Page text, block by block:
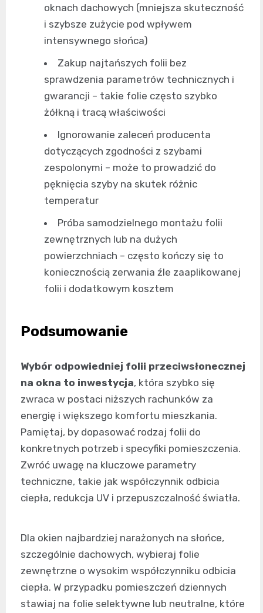
oknach dachowych (mniejsza skuteczność
i szybsze zużycie pod wpływem
intensywnego słońca)
Zakup najtańszych folii bez
sprawdzenia parametrów technicznych i
gwarancji – takie folie często szybko
żółkną i tracą właściwości
Ignorowanie zaleceń producenta
dotyczących zgodności z szybami
zespolonymi – może to prowadzić do
pęknięcia szyby na skutek różnic
temperatur
Próba samodzielnego montażu folii
zewnętrznych lub na dużych
powierzchniach – często kończy się to
koniecznością zerwania źle zaaplikowanej
folii i dodatkowym kosztem
Podsumowanie
Wybór odpowiedniej folii przeciwsłonecznej
na okna to inwestycja, która szybko się
zwraca w postaci niższych rachunków za
energię i większego komfortu mieszkania.
Pamiętaj, by dopasować rodzaj folii do
konkretnych potrzeb i specyfiki pomieszczenia.
Zwróć uwagę na kluczowe parametry
techniczne, takie jak współczynnik odbicia
ciepła, redukcja UV i przepuszczalność światła.
Dla okien najbardziej narażonych na słońce,
szczególnie dachowych, wybieraj folie
zewnętrzne o wysokim współczynniku odbicia
ciepła. W przypadku pomieszczeń dziennych
stawiaj na folie selektywne lub neutralne, które